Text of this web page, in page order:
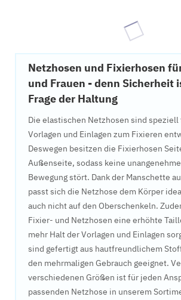
Netzhosen und Fixierhosen
und Frauen - denn Sicherheit
Frage der Haltung
Die elastischen Netzhosen sind speziell
Vorlagen und Einlagen zum Fixieren
Deswegen besitzen die Fixierhosen
Außenseite, sodass keine
Bewegung stört. Dank der Manschette
passt sich die Netzhose dem Körper
auch nicht auf den Oberschenkeln.
Fixier- und Netzhosen eine erhöhte
mehr Halt der Vorlagen und Einlagen
sind gefertigt aus hautfreundlichem
den mehrmaligen Gebrauch geeignet.
verschiedenen Größen ist für jeden
passenden Netzhose in unserem